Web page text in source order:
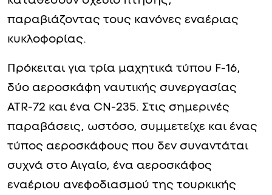
παραβιάζοντας τους κανόνες εναέριας
κυκλοφορίας.
Πρόκειται για τρία μαχητικά τύπου F-16,
δύο αεροσκάφη ναυτικής συνεργασίας
ATR-72 και ένα CN-235. Στις σημερινές
παραβάσεις, ωστόσο, συμμετείχε και ένας
τύπος αεροσκάφους που δεν συναντάται
συχνά στο Αιγαίο, ένα αεροσκάφος
εναέριου ανεφοδιασμού της τουρκικής